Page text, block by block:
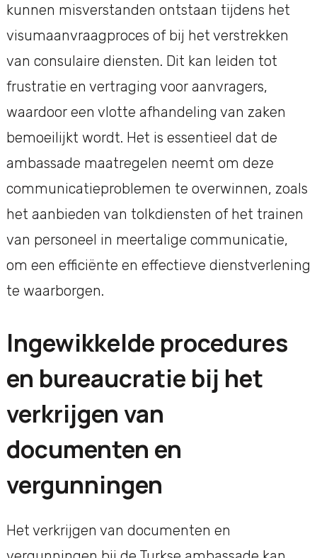
kunnen misverstanden ontstaan tijdens het
visumaanvraagproces of bij het verstrekken
van consulaire diensten. Dit kan leiden tot
frustratie en vertraging voor aanvragers,
waardoor een vlotte afhandeling van zaken
bemoeilijkt wordt. Het is essentieel dat de
ambassade maatregelen neemt om deze
communicatieproblemen te overwinnen, zoals
het aanbieden van tolkdiensten of het trainen
van personeel in meertalige communicatie,
om een efficiënte en effectieve dienstverlening
te waarborgen.
Ingewikkelde procedures
en bureaucratie bij het
verkrijgen van
documenten en
vergunningen
Het verkrijgen van documenten en